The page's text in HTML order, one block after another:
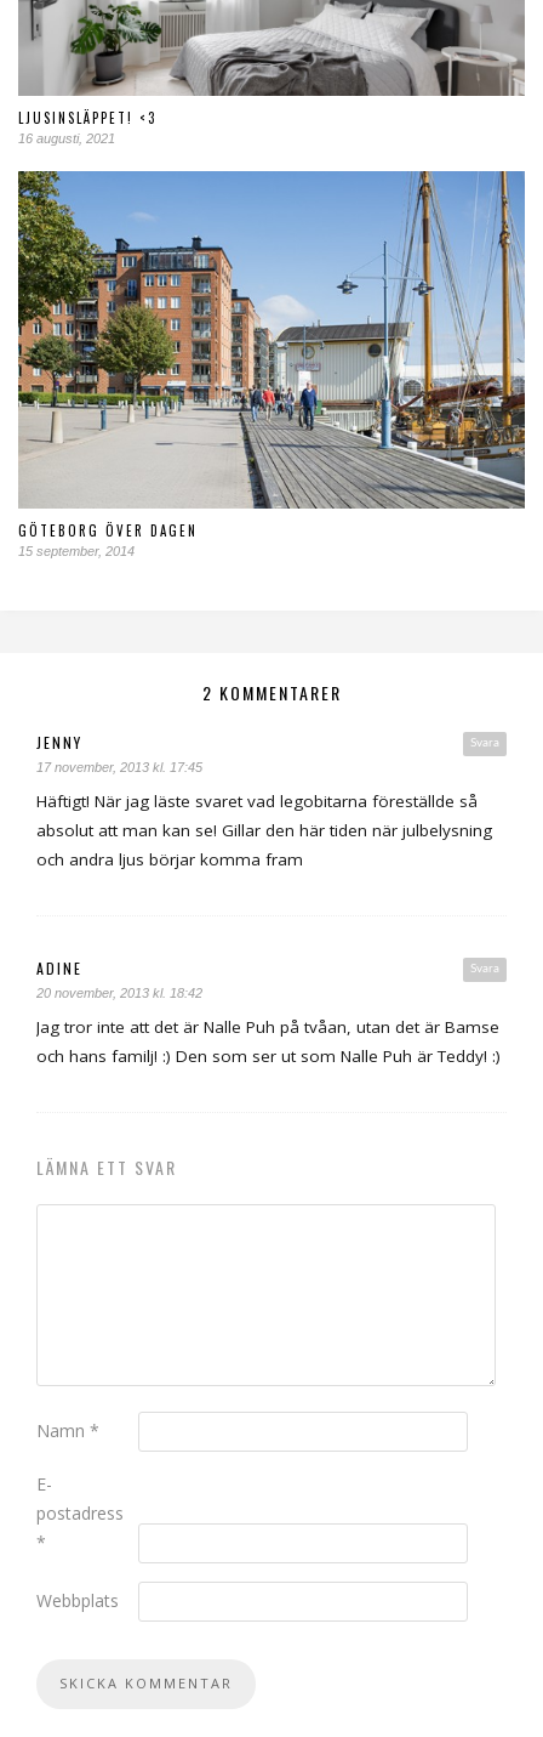
LJUSINSLÄPPET! <3
16 augusti, 2021
GÖTEBORG ÖVER DAGEN
15 september, 2014
2 KOMMENTARER
Svara
JENNY
17 november, 2013 kl. 17:45
Häftigt! När jag läste svaret vad legobitarna föreställde så
absolut att man kan se! Gillar den här tiden när julbelysning
och andra ljus börjar komma fram
Svara
ADINE
20 november, 2013 kl. 18:42
Jag tror inte att det är Nalle Puh på tvåan, utan det är Bamse
och hans familj! :) Den som ser ut som Nalle Puh är Teddy! :)
LÄMNA ETT SVAR
Namn *
E-
postadress
*
Webbplats